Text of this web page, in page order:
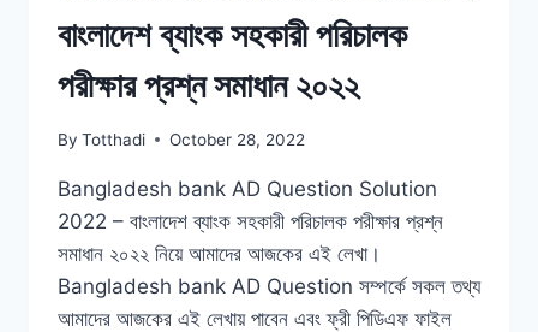
বাংলাদেশ ব্যাংক সহকারী পরিচালক
পরীক্ষার প্রশ্ন সমাধান ২০২২
By Totthadi October 28, 2022
Bangladesh bank AD Question Solution
2022 – বাংলাদেশ ব্যাংক সহকারী পরিচালক পরীক্ষার প্রশ্ন
সমাধান ২০২২ নিয়ে আমাদের আজকের এই লেখা।
Bangladesh bank AD Question সম্পর্কে সকল তথ্য
আমাদের আজকের এই লেখায় পাবেন এবং ফ্রী পিডিএফ ফাইল